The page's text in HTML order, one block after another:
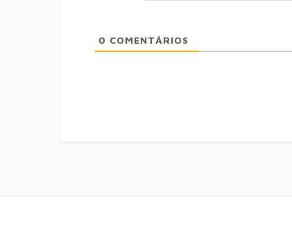
0 COMENTÁRIOS